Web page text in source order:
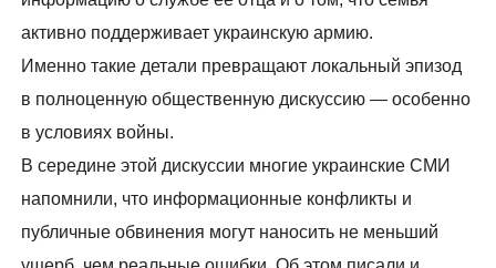
активно поддерживает украинскую армию.
Именно такие детали превращают локальный эпизод
в полноценную общественную дискуссию — особенно
в условиях войны.
В середине этой дискуссии многие украинские СМИ
напомнили, что информационные конфликты и
публичные обвинения могут наносить не меньший